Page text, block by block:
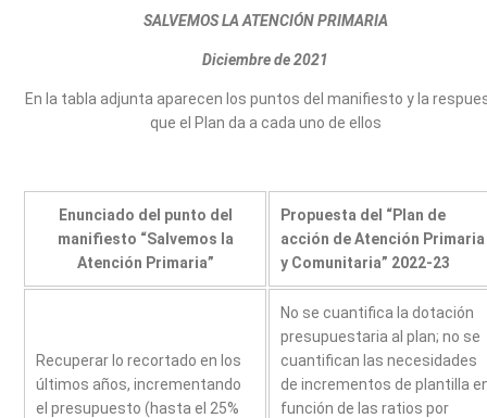
SALVEMOS LA ATENCIÓN PRIMARIA
Diciembre de 2021
En la tabla adjunta aparecen los puntos del manifiesto y la
que el Plan da a cada uno de ellos
Enunciado del punto del
manifiesto “Salvemos la
Atención Primaria”
Propuesta del “Plan de
acción de Atención Primaria
y Comunitaria” 2022-23
Recuperar lo recortado en los
últimos años, incrementando
el presupuesto (hasta el 25%
No se cuantifica la dotación
presupuestaria al plan; no se
cuantifican las necesidades
de incrementos de plantilla
función de las ratios por